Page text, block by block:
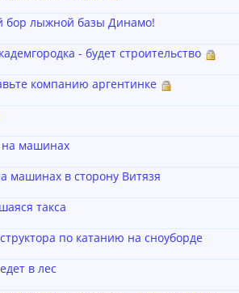
бор лыжной базы Динамо!
- будет строительство
компанию аргентинке
машинах
машинах в сторону Витязя
такса
по катанию на сноуборде
в лес